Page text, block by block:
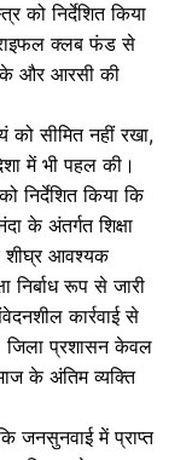
को निर्देशित किया
राइफल क्लब फंड से
सके और आरसी की
को सीमित नहीं रखा,
में भी पहल की।
निर्देशित किया कि
के अंतर्गत शिक्षा
शीघ्र आवश्यक
निर्बाध रूप से जारी
कार्रवाई से
जिला प्रशासन केवल
के अंतिम व्यक्ति
जनसुनवाई में प्राप्त